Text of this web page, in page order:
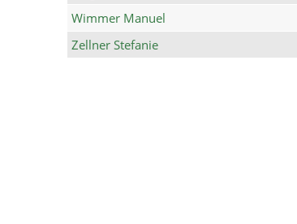
Wimmer Manuel
Zellner Stefanie